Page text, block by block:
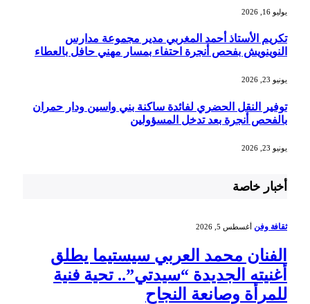
يوليو 16, 2026
تكريم الأستاذ أحمد المغربي مدير مجموعة مدارس
النوينويش بفحص أنجرة احتفاء بمسار مهني حافل بالعطاء
يونيو 23, 2026
توفير النقل الحضري لفائدة ساكنة بني واسين ودار حمران
بالفحص أنجرة بعد تدخل المسؤولين
يونيو 23, 2026
أخبار خاصة
ثقافة وفن أغسطس 5, 2026
الفنان محمد العربي سيستيما يطلق
أغنيته الجديدة “سيدتي”.. تحية فنية
للمرأة وصانعة النجاح